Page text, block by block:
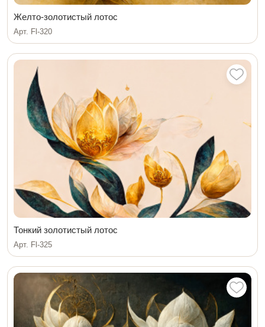
Желто-золотистый лотос
Арт. Fl-320
Тонкий золотистый лотос
Арт. Fl-325